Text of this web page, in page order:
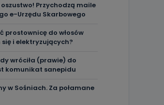
Przychodzą maile
e-Urzędu Skarbowego
prostownicę do włosów
się i elektryzujących?
wróciła (prawie) do
komunikat sanepidu
w Sośniach. Za połamane